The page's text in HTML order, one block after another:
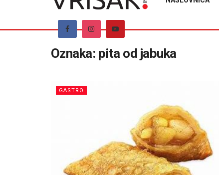
Oznaka: pita od jabuka
GASTRO